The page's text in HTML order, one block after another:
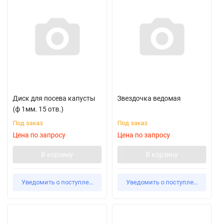
Диск для посева капусты
(ф 1мм. 15 отв.)
Под заказ
Цена по запросу
В корзину
Уведомить о поступлении
Звездочка ведомая
Под заказ
Цена по запросу
В корзину
Уведомить о поступлении